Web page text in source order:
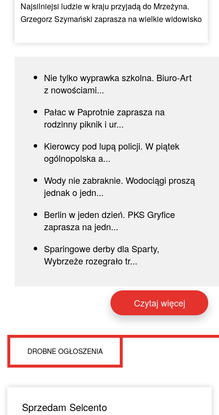
Najsilniejsi ludzie w kraju przyjadą do Mrzeżyna.
Grzegorz Szymański zaprasza na wielkie widowisko
Nie tylko wyprawka szkolna. Biuro-Art
z nowościami...
Pałac w Paprotnie zaprasza na
rodzinny piknik i ur...
Kierowcy pod lupą policji. W piątek
ogólnopolska a...
Wody nie zabraknie. Wodociągi proszą
jednak o jedn...
Berlin w jeden dzień. PKS Gryfice
zaprasza na jedn...
Sparingowe derby dla Sparty,
Wybrzeże rozegrało tr...
Czytaj więcej
DROBNE OGŁOSZENIA
Sprzedam Seicento